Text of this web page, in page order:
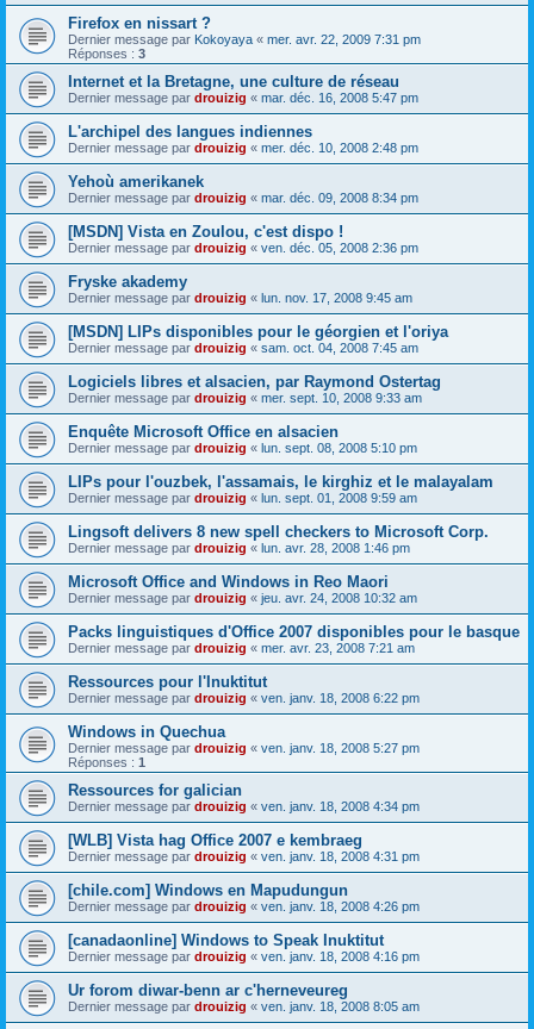
Firefox en nissart ?
Dernier message par Kokoyaya « mer. avr. 22, 2009 7:31 pm
Réponses : 3
Internet et la Bretagne, une culture de réseau
Dernier message par drouizig « mar. déc. 16, 2008 5:47 pm
L'archipel des langues indiennes
Dernier message par drouizig « mer. déc. 10, 2008 2:48 pm
Yehoù amerikanek
Dernier message par drouizig « mar. déc. 09, 2008 8:34 pm
[MSDN] Vista en Zoulou, c'est dispo !
Dernier message par drouizig « ven. déc. 05, 2008 2:36 pm
Fryske akademy
Dernier message par drouizig « lun. nov. 17, 2008 9:45 am
[MSDN] LIPs disponibles pour le géorgien et l'oriya
Dernier message par drouizig « sam. oct. 04, 2008 7:45 am
Logiciels libres et alsacien, par Raymond Ostertag
Dernier message par drouizig « mer. sept. 10, 2008 9:33 am
Enquête Microsoft Office en alsacien
Dernier message par drouizig « lun. sept. 08, 2008 5:10 pm
LIPs pour l'ouzbek, l'assamais, le kirghiz et le malayalam
Dernier message par drouizig « lun. sept. 01, 2008 9:59 am
Lingsoft delivers 8 new spell checkers to Microsoft Corp.
Dernier message par drouizig « lun. avr. 28, 2008 1:46 pm
Microsoft Office and Windows in Reo Maori
Dernier message par drouizig « jeu. avr. 24, 2008 10:32 am
Packs linguistiques d'Office 2007 disponibles pour le basque
Dernier message par drouizig « mer. avr. 23, 2008 7:21 am
Ressources pour l'Inuktitut
Dernier message par drouizig « ven. janv. 18, 2008 6:22 pm
Windows in Quechua
Dernier message par drouizig « ven. janv. 18, 2008 5:27 pm
Réponses : 1
Ressources for galician
Dernier message par drouizig « ven. janv. 18, 2008 4:34 pm
[WLB] Vista hag Office 2007 e kembraeg
Dernier message par drouizig « ven. janv. 18, 2008 4:31 pm
[chile.com] Windows en Mapudungun
Dernier message par drouizig « ven. janv. 18, 2008 4:26 pm
[canadaonline] Windows to Speak Inuktitut
Dernier message par drouizig « ven. janv. 18, 2008 4:16 pm
Ur forom diwar-benn ar c'herneveureg
Dernier message par drouizig « ven. janv. 18, 2008 8:05 am